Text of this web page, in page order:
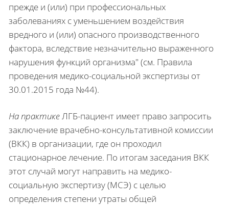
прежде и (или) при профессиональных
заболеваниях с уменьшением воздействия
вредного и (или) опасного производственного
фактора, вследствие незначительно выраженного
нарушения функций организма" (см. Правила
проведения медико-социальной экспертизы от
30.01.2015 года №44).
На практикеЛГБ-пациент имеет право запросить
заключение врачебно-консультативной комиссии
(ВКК) в организации, где он проходил
стационарное лечение. По итогам заседания ВКК
этот случай могут направить на медико-
социальную экспертизу (МСЭ) с целью
определения степени утраты общей